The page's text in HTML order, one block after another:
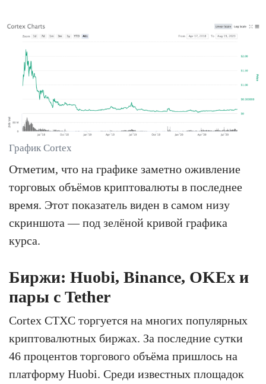
График Cortex
Отметим, что на графике заметно оживление
торговых объёмов криптовалюты в последнее
время. Этот показатель виден в самом низу
скриншота — под зелёной кривой графика
курса.
Биржи: Huobi, Binance, OKEx и
пары с Tether
Cortex CTXC торгуется на многих популярных
криптовалютных биржах. За последние сутки
46 процентов торгового объёма пришлось на
платформу Huobi. Среди известных площадок